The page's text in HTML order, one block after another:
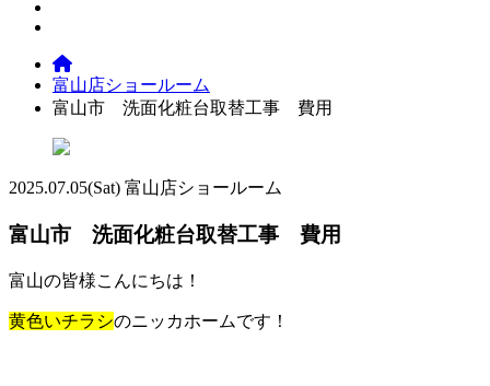
富山店ショールーム
富山市 洗面化粧台取替工事 費用
2025.07.05(Sat) 富山店ショールーム
富山市 洗面化粧台取替工事 費用
富山の皆様こんにちは！
黄色いチラシのニッカホームです！